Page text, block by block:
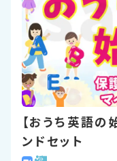
【おうち英語
ンドセット